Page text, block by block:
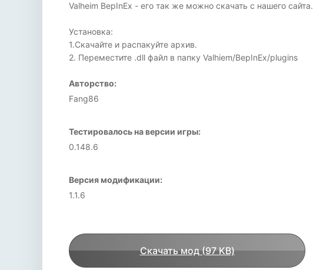
Valheim BepInEx - его так же можно скачать с нашего сайта.
Установка:
1.Скачайте и распакуйте архив.
2. Переместите .dll файл в папку Valhiem/BepInEx/plugins
Авторство:
Fang86
Тестировалось на версии игры:
0.148.6
Версия модификации:
1.1.6
Скачать мод (97 KB)